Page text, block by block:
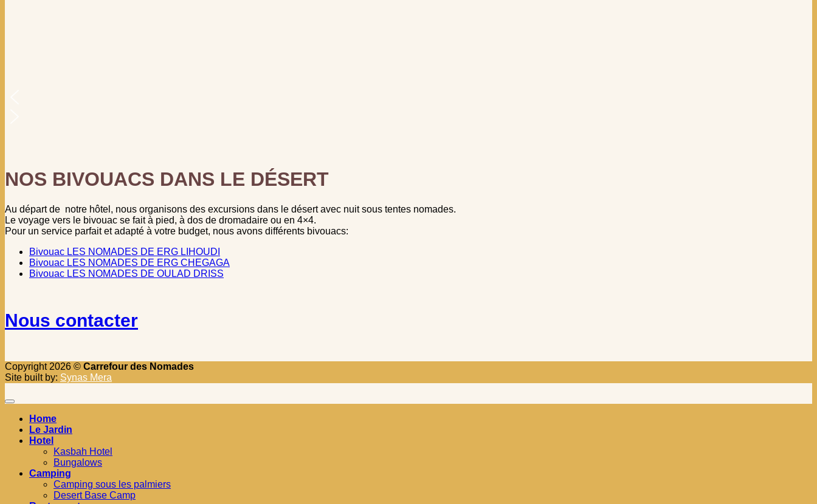
NOS BIVOUACS DANS LE DÉSERT
Au départ de notre hôtel, nous organisons des excursions dans le désert avec nuit sous tentes nomades.
Le voyage vers le bivouac se fait à pied, à dos de dromadaire ou en 4×4.
Pour un service parfait et adapté à votre budget, nous avons différents bivouacs:
Bivouac LES NOMADES DE ERG LIHOUDI
Bivouac LES NOMADES DE ERG CHEGAGA
Bivouac LES NOMADES DE OULAD DRISS
Nous contacter
Copyright 2026 © Carrefour des Nomades
Site built by: Synas Mera
Home
Le Jardin
Hotel
Kasbah Hotel
Bungalows
Camping
Camping sous les palmiers
Desert Base Camp